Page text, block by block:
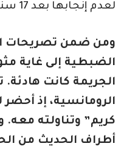
لعدم إنجابها بعد 17 سنة قضتها تترقب ذلك.
ومن ضمن تصريحات
الضبطية إلى غاية
الجريمة كانت
الرومانسية، إذ
كريم” وتناولته معه.
أطراف الحديث من